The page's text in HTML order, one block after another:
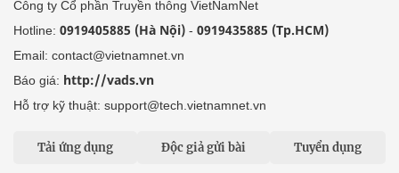
Công ty Cổ phần Truyền thông VietNamNet
Hotline: 0919405885 (Hà Nội) - 0919435885 (Tp.HCM)
Email: contact@vietnamnet.vn
Báo giá: http://vads.vn
Hỗ trợ kỹ thuật: support@tech.vietnamnet.vn
Tải ứng dụng Độc giả gửi bài Tuyển dụng